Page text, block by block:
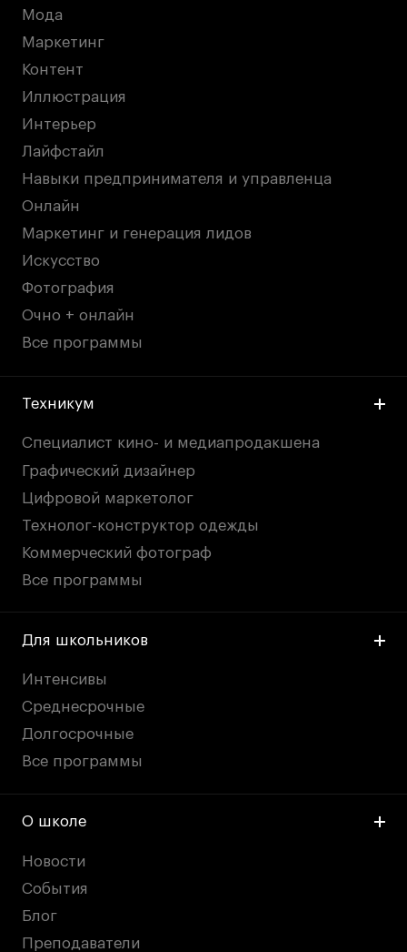
Мода
Маркетинг
Контент
Иллюстрация
Интерьер
Лайфстайл
Навыки предпринимателя и управленца
Онлайн
Маркетинг и генерация лидов
Искусство
Фотография
Очно + онлайн
Все программы
Техникум
Специалист кино- и медиапродакшена
Графический дизайнер
Цифровой маркетолог
Технолог-конструктор одежды
Коммерческий фотограф
Все программы
Для школьников
Интенсивы
Среднесрочные
Долгосрочные
Все программы
О школе
Новости
События
Блог
Преподаватели